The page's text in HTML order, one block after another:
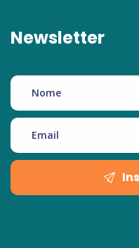
Newsletter